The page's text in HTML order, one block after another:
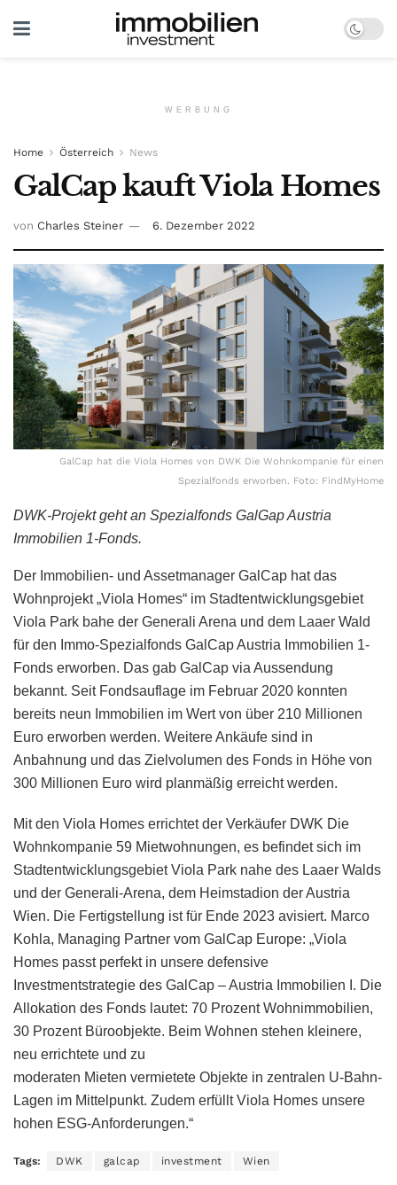
WERBUNG
Home Österreich News
GalCap kauft Viola Homes
von Charles Steiner 6. Dezember 2022
GalCap hat die Viola Homes von DWK Die Wohnkompanie für einen
Spezialfonds erworben. Foto: FindMyHome
DWK-Projekt geht an Spezialfonds GalGap Austria
Immobilien 1-Fonds.
Der Immobilien- und Assetmanager GalCap hat das
Wohnprojekt „Viola Homes“ im Stadtentwicklungsgebiet
Viola Park bahe der Generali Arena und dem Laaer Wald
für den Immo-Spezialfonds GalCap Austria Immobilien 1-
Fonds erworben. Das gab GalCap via Aussendung
bekannt. Seit Fondsauflage im Februar 2020 konnten
bereits neun Immobilien im Wert von über 210 Millionen
Euro erworben werden. Weitere Ankäufe sind in
Anbahnung und das Zielvolumen des Fonds in Höhe von
300 Millionen Euro wird planmäßig erreicht werden.
Mit den Viola Homes errichtet der Verkäufer DWK Die
Wohnkompanie 59 Mietwohnungen, es befindet sich im
Stadtentwicklungsgebiet Viola Park nahe des Laaer Walds
und der Generali-Arena, dem Heimstadion der Austria
Wien. Die Fertigstellung ist für Ende 2023 avisiert. Marco
Kohla, Managing Partner vom GalCap Europe: „Viola
Homes passt perfekt in unsere defensive
Investmentstrategie des GalCap – Austria Immobilien I. Die
Allokation des Fonds lautet: 70 Prozent Wohnimmobilien,
30 Prozent Büroobjekte. Beim Wohnen stehen kleinere,
neu errichtete und zu
moderaten Mieten vermietete Objekte in zentralen U-Bahn-
Lagen im Mittelpunkt. Zudem erfüllt Viola Homes unsere
hohen ESG-Anforderungen.“
Tags: DWK galcap investment Wien